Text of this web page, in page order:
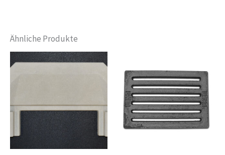
Ähnliche Produkte